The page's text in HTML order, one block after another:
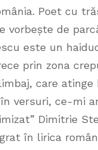
Poet cu
vorbește de
este un
prin zona
care atinge
versuri, ce-mi
Dimitrie
în lirica